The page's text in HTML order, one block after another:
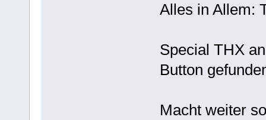
Alles in Allem:
Special THX
Button
Macht weiter